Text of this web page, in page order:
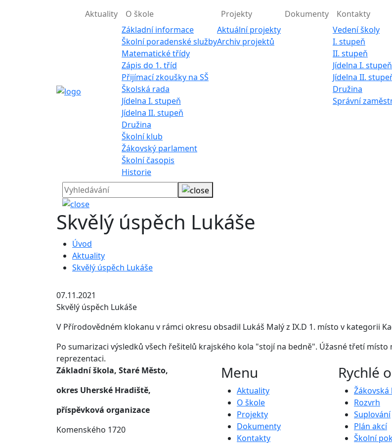
Aktuality
O škole
Základní informace
Školní poradenské služby
Matematické třídy
Zápis do 1. tříd
Přijímací zkoušky na SŠ
Školská rada
Jídelna I. stupeň
Jídelna II. stupeň
Družina
Školní klub
Žákovský parlament
Školní časopis
Historie
Projekty
Aktuální projekty
Archiv projektů
Dokumenty
Kontakty
Vedení školy
I. stupeň
II. stupeň
Jídelna I. stupeň
Jídelna II.
Družina
Správní
Skvělý úspěch Lukáše
Úvod
Aktuality
Skvělý úspěch Lukáše
07.11.2021
Skvělý úspěch Lukáše
V Přírodovědném klokanu v rámci okresu obsadil Lukáš Malý z IX.D 1. místo v kategorii
Po sumarizaci výsledků všech řešitelů krajského kola "stojí na bedně". Úžasné třetí místo
reprezentaci.
Základní škola, Staré Město,
okres Uherské Hradiště,
příspěvková organizace
Komenského 1720
Menu
Aktuality
O škole
Projekty
Dokumenty
Kontakty
Rychlé
Žákovská
Rozvrh
Suplování
Plán akcí
Školní